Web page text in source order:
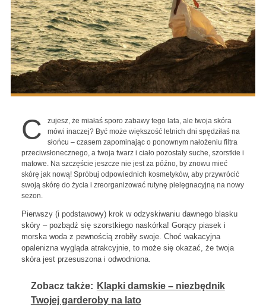
C
zujesz, że miałaś sporo zabawy tego lata, ale twoja skóra
mówi inaczej? Być może większość letnich dni spędziłaś na
słońcu – czasem zapominając o ponownym nałożeniu filtra
przeciwsłonecznego, a twoja twarz i ciało pozostały suche, szorstkie i
matowe. Na szczęście jeszcze nie jest za późno, by znowu mieć
skórę jak nową! Spróbuj odpowiednich kosmetyków, aby przywrócić
swoją skórę do życia i zreorganizować rutynę pielęgnacyjną na nowy
sezon.
Pierwszy (i podstawowy) krok w odzyskiwaniu dawnego blasku
skóry – pozbądź się szorstkiego naskórka! Gorący piasek i
morska woda z pewnością zrobiły swoje. Choć wakacyjna
opalenizna wygląda atrakcyjnie, to może się okazać, że twoja
skóra jest przesuszona i odwodniona.
Zobacz także: Klapki damskie – niezbędnik
Twojej garderoby na lato